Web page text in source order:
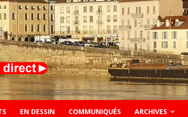
EN DESSIN COMMUNIQUÉS ARCHIVES